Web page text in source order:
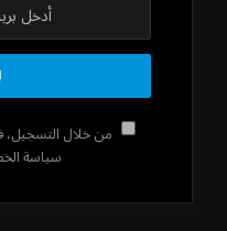
من خلال التسجيل،
سياسة